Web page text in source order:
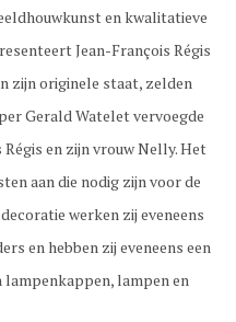
en kwalitatieve
Jean-François Régis
zijn originele staat, zelden
Gerald Watelet vervoegde
en zijn vrouw Nelly. Het
aan die nodig zijn voor de
werken zij eveneens
en hebben zij eveneens een
lampen en